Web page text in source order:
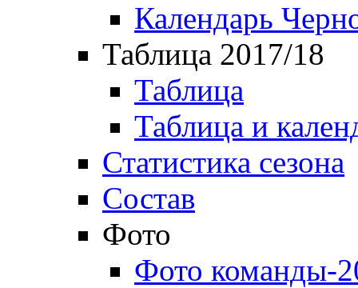
Календарь
Таблица 2017/18
Таблица
Таблица и
Статистика сезона
Состав
Фото
Фото команды-